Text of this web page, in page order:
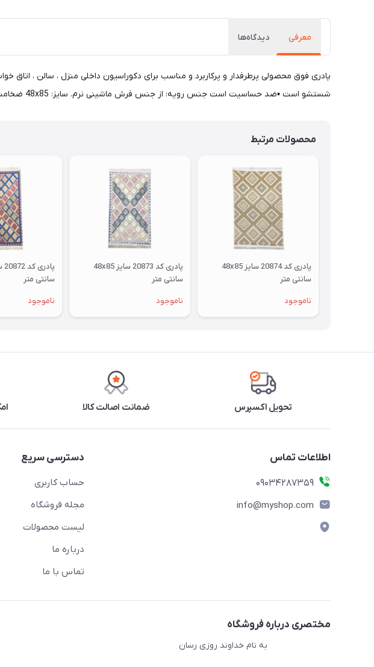
معرفی دیدگاه‌ها
پادری فوق محصولی پرطرفدار و پرکاربرد و مناسب برای دکوراسیون داخلی منزل ، سالن ،
شستشو است ▪ضد حساسیت است جنس رویه: از جنس فرش ماشینی نرم. سایز: 48x85 ضخامت: 5 میلیمتر می باشد.
محصولات مرتبط
پادری کد 20874 سایز 48x85
سانتی متر
ناموجود
پادری کد 20873 سایز 48x85
سانتی متر
ناموجود
سانتی متر
ناموجود
تحویل اکسپرس ضمانت اصالت کالا
اطلاعات تماس
09034287359
info@myshop.com
دسترسی سریع
حساب کاربری
مجله فروشگاه
لیست محصولات
درباره ما
تماس با ما
مختصری درباره فروشگاه
به نام خداوند روزی رسان